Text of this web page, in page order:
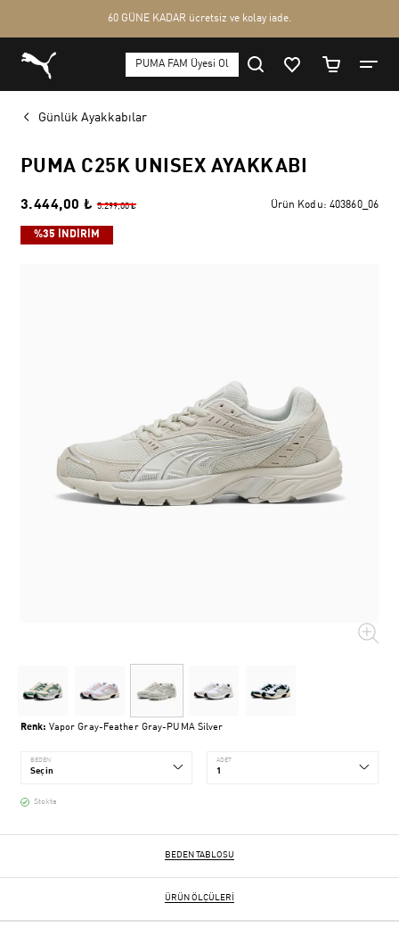
Günlük Ayakkabılar
PUMA C25K UNISEX AYAKKABI
3.444,00 ₺ 5.299,00 ₺ Ürün Kodu: 403860_06
%35 İNDİRİM
Renk: Vapor Gray-Feather Gray-PUMA Silver
BEDEN ADET
Stokta
BEDEN TABLOSU
ÜRÜN ÖLÇÜLERI